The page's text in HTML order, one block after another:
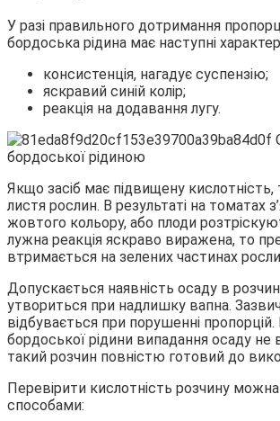
У разі правильного дотримання
бордоська рідина має наступні
консистенція, нагадує суспензію;
яскравий синій колір;
реакція на додавання лугу.
Якщо засіб має підвищену
листя рослин. В результаті на томатах
жовтого кольору, або плоди
лужна реакція яскраво виражена, то
втримається на зелених частинах
Допускається наявність осаду в
утвориться при надлишку вапна.
відбувається при порушенні
бордоської рідини випадання осаду не
такий розчин повністю готовий до
Перевірити кислотність розчину
способами: